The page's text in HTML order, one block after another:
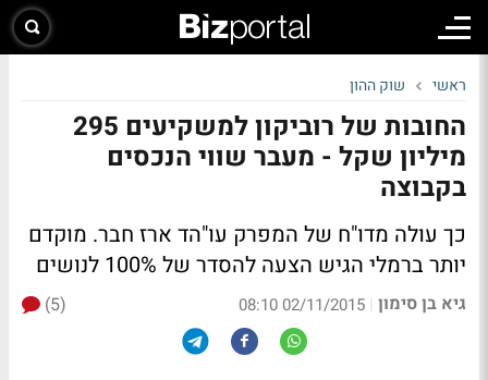
ראשי שוק ההון
החובות של רוביקון למשקיעים 295
מיליון שקל - מעבר שווי הנכסים
בקבוצה
כך עולה מדו"ח של המפרק עו"הד ארז חבר. מוקדם
יותר ברמלי הגיש הצעה להסדר של 100% לנושים
גיא בן סימון |
02/11/2015 08:10
(5)